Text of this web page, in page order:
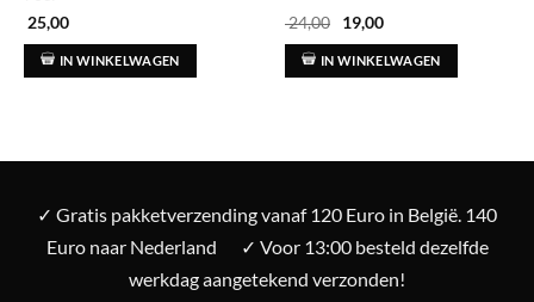
25,00
IN WINKELWAGEN
24,00
Oorspronkelijke
prijs
was:
€ 24,00.
19,00Huidige
is:
€ 19,00.
IN WINKELWAGEN
✓ Gratis pakketverzending vanaf 120 Euro in België. 140
Euro naar Nederland
✓ Voor 13:00 besteld dezelfde
werkdag aangetekend verzonden!